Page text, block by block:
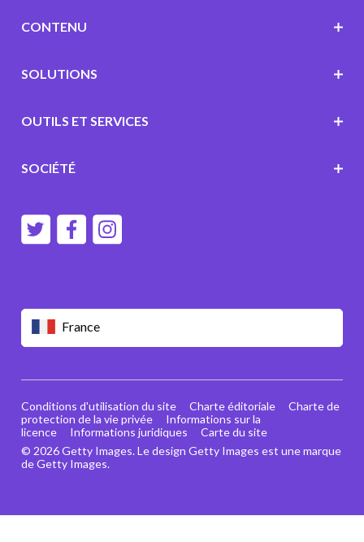
France
CONTENU
SOLUTIONS
OUTILS ET SERVICES
SOCIÉTÉ
© 2026 Getty Images. Le design Getty Images est une marque
de Getty Images.
Conditions d'utilisation du site Charte éditoriale
Charte de
protection de la vie privée
Informations sur la
licence
Informations juridiques Carte du site